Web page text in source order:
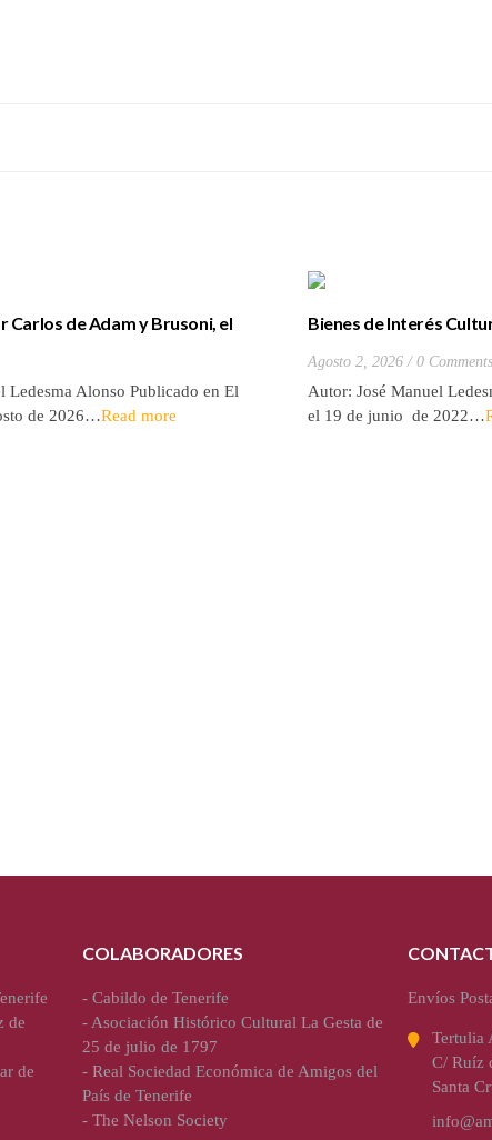
Carlos de Adam y Brusoni, el
Ledesma Alonso Publicado en El
de 2026…Read more
Bienes de Interés
Agosto 2, 2026 0 Comments
Autor: José Manuel
el 19 de junio de 2022…
de
de
COLABORADORES
- Cabildo de Tenerife
-Asociación Histórico Cultural La Gesta de
25 de julio de 1797
- Real Sociedad Económica de Amigos del
País de Tenerife
- The Nelson Society
Envíos
Tertulia
C/ Ruíz
Santa